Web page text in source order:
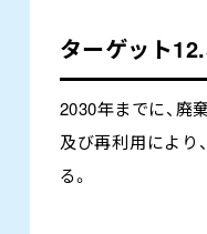
ターゲット
2030年までに、廃
及び再利用により
る。